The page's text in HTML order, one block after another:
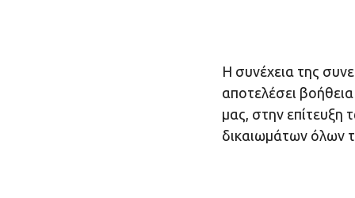
Η συνέχεια της
αποτελέσει
μας, στην επίτευξη
δικαιωμάτων όλων